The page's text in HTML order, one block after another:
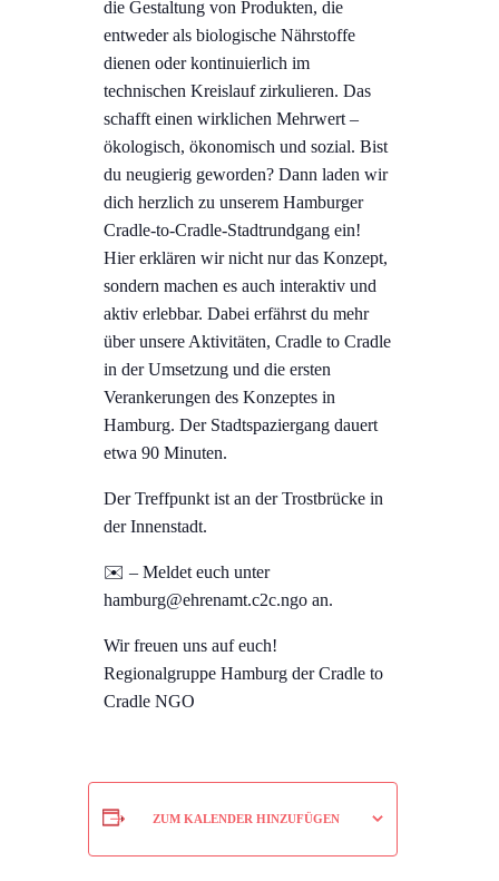
die Gestaltung von Produkten, die
entweder als biologische Nährstoffe
dienen oder kontinuierlich im
technischen Kreislauf zirkulieren. Das
schafft einen wirklichen Mehrwert –
ökologisch, ökonomisch und sozial. Bist
du neugierig geworden? Dann laden wir
dich herzlich zu unserem Hamburger
Cradle-to-Cradle-Stadtrundgang ein!
Hier erklären wir nicht nur das Konzept,
sondern machen es auch interaktiv und
aktiv erlebbar. Dabei erfährst du mehr
über unsere Aktivitäten, Cradle to Cradle
in der Umsetzung und die ersten
Verankerungen des Konzeptes in
Hamburg. Der Stadtspaziergang dauert
etwa 90 Minuten.
Der Treffpunkt ist an der Trostbrücke in
der Innenstadt.
✉️ – Meldet euch unter
hamburg@ehrenamt.c2c.ngo an.
Wir freuen uns auf euch!
Regionalgruppe Hamburg der Cradle to
Cradle NGO
ZUM KALENDER HINZUFÜGEN